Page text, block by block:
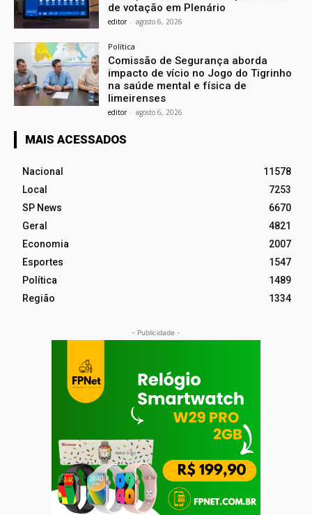
de votação em Plenário
editor - agosto 6, 2026
Política
Comissão de Segurança aborda
impacto de vício no Jogo do Tigrinho
na saúde mental e física de
limeirenses
editor - agosto 6, 2026
MAIS ACESSADOS
Nacional
11578
Local
7253
SP News
6670
Geral
4821
Economia
2007
Esportes
1547
Política
1489
Região
1334
- Publicidade -